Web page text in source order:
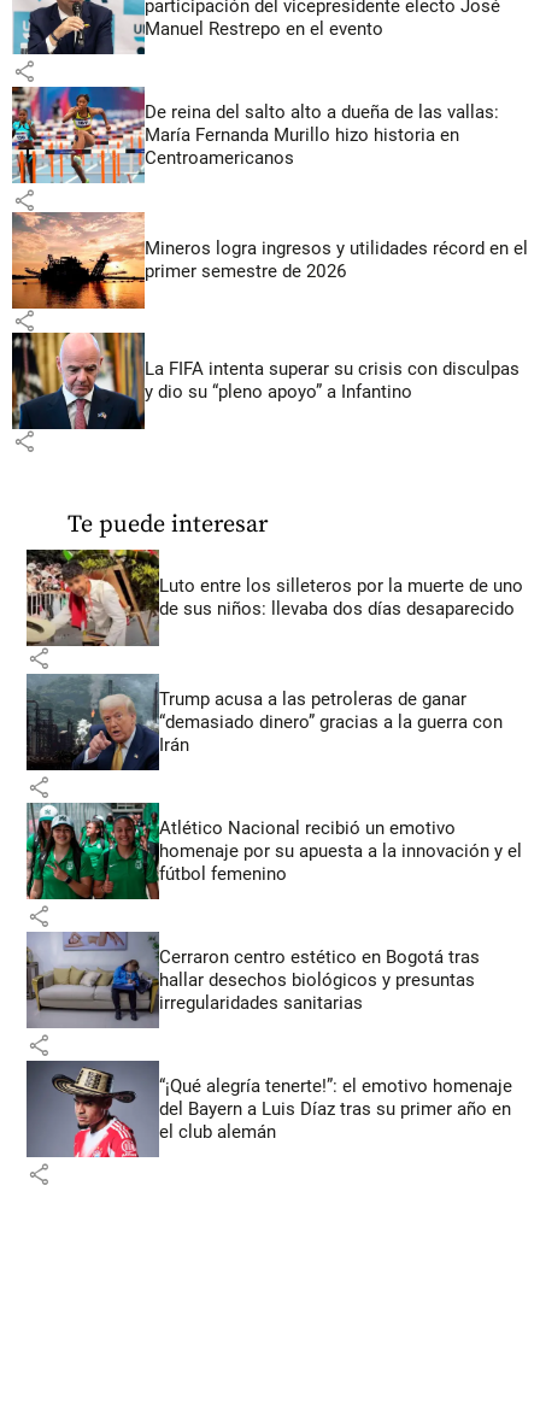
participación del vicepresidente electo José
Manuel Restrepo en el evento
share
De reina del salto alto a dueña de las vallas:
María Fernanda Murillo hizo historia en
Centroamericanos
share
Mineros logra ingresos y utilidades récord en el
primer semestre de 2026
share
La FIFA intenta superar su crisis con disculpas
y dio su “pleno apoyo” a Infantino
share
Te puede interesar
Luto entre los silleteros por la muerte de uno
de sus niños: llevaba dos días desaparecido
share
Trump acusa a las petroleras de ganar
“demasiado dinero” gracias a la guerra con
Irán
share
Atlético Nacional recibió un emotivo
homenaje por su apuesta a la innovación y el
fútbol femenino
share
Cerraron centro estético en Bogotá tras
hallar desechos biológicos y presuntas
irregularidades sanitarias
share
“¡Qué alegría tenerte!”: el emotivo homenaje
del Bayern a Luis Díaz tras su primer año en
el club alemán
share